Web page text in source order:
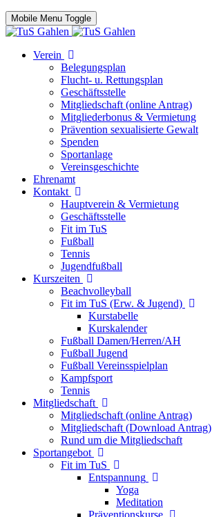
Mobile Menu Toggle
Verein
Belegungsplan
Flucht- u. Rettungsplan
Geschäftsstelle
Mitgliedschaft (online Antrag)
Mitgliederbonus & Vermietung
Prävention sexualisierte Gewalt
Spenden
Sportanlage
Vereinsgeschichte
Ehrenamt
Kontakt
Hauptverein & Vermietung
Geschäftsstelle
Fit im TuS
Fußball
Tennis
Jugendfußball
Kurszeiten
Beachvolleyball
Fit im TuS (Erw. & Jugend)
Kurstabelle
Kurskalender
Fußball Damen/Herren/AH
Fußball Jugend
Fußball Vereinsspielplan
Kampfsport
Tennis
Mitgliedschaft
Mitgliedschaft (online Antrag)
Mitgliedschaft (Download Antrag)
Rund um die Mitgliedschaft
Sportangebot
Fit im TuS
Entspannung
Yoga
Meditation
Präventionskurse